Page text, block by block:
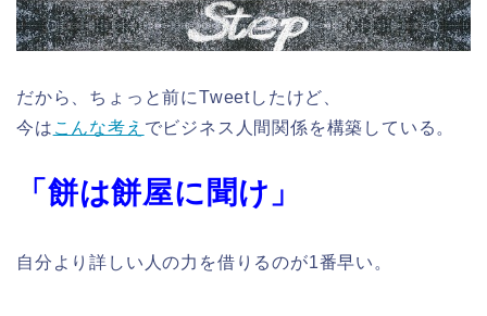
だから、ちょっと前にTweetしたけど、
今は こんな考え でビジネス人間関係を構築している。
「餅は餅屋に聞け」
自分より詳しい人の力を借りるのが1番早い。